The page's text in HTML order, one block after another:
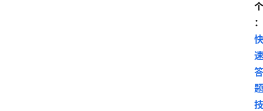
个
：
快
速
答
题
技